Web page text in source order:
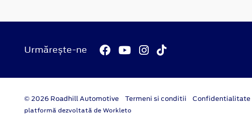
Urmărește-ne
© 2026 Roadhill Automotive Termeni si conditii Confidentialitate
platformă dezvoltată de Workleto